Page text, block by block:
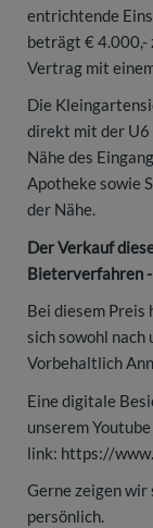
entrichtende
beträgt € 4.000,-
Vertrag mit
Die
direkt mit der U6
Nähe des
Apotheke sowie
der Nähe.
Der Verkauf
Bieterverfahren
Bei diesem Preis
sich sowohl nach
Vorbehaltlich
Eine digitale
unserem
link: https://
Gerne zeigen wir
persönlich.